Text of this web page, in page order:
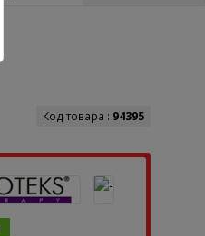
Код товара : 94395